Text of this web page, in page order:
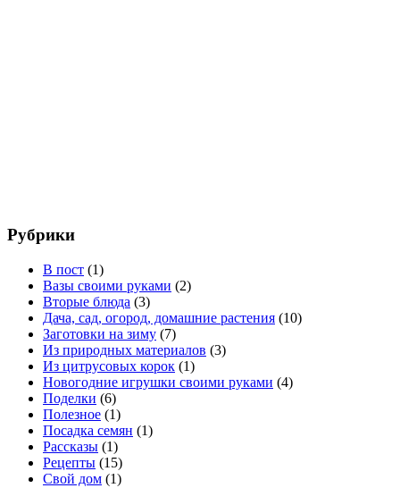
Рубрики
В пост (1)
Вазы своими руками (2)
Вторые блюда (3)
Дача, сад, огород, домашние растения (10)
Заготовки на зиму (7)
Из природных материалов (3)
Из цитрусовых корок (1)
Новогодние игрушки своими руками (4)
Поделки (6)
Полезное (1)
Посадка семян (1)
Рассказы (1)
Рецепты (15)
Свой дом (1)